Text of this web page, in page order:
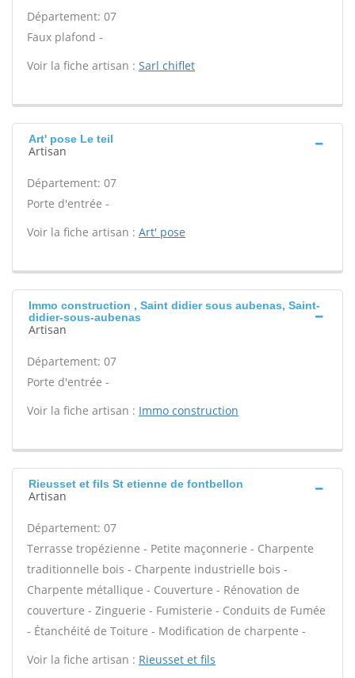
Département: 07
Faux plafond -
Voir la fiche artisan : Sarl chiflet
Art' pose Le teil
Artisan
Département: 07
Porte d'entrée -
Voir la fiche artisan : Art' pose
Immo construction , Saint didier sous aubenas, Saint-
didier-sous-aubenas
Artisan
Département: 07
Porte d'entrée -
Voir la fiche artisan : Immo construction
Rieusset et fils St etienne de fontbellon
Artisan
Département: 07
Terrasse tropézienne - Petite maçonnerie - Charpente
traditionnelle bois - Charpente industrielle bois -
Charpente métallique - Couverture - Rénovation de
couverture - Zinguerie - Fumisterie - Conduits de Fumée
- Étanchéité de Toiture - Modification de charpente -
Voir la fiche artisan : Rieusset et fils